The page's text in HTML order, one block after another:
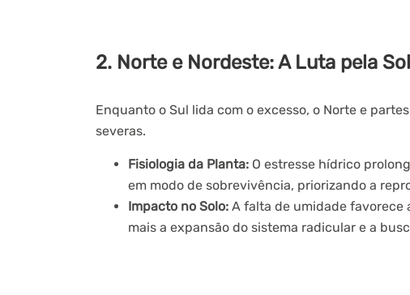
2. Norte e Nordeste:A Luta pela
Enquanto o Sul lida com o excesso, o Norte e
severas.
Fisiologia da Planta: O estresse hídrico
em modo de sobrevivência, priorizando a
Impacto no Solo: A falta de umidade favorece
mais a expansão do sistema radicular e a